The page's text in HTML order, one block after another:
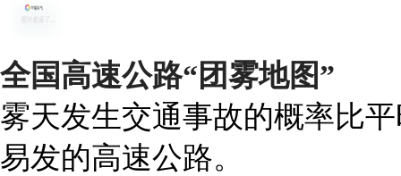
全国高速公路“团雾地图”
雾天发生交通事故的概率比
易发的高速公路。